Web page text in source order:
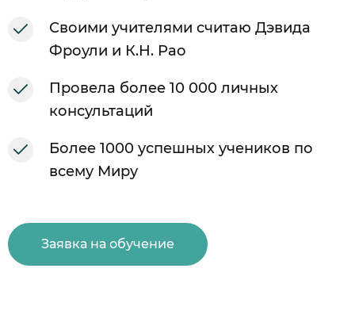
Своими учителями считаю Дэвида
Фроули и К.Н. Рао
Провела более 10 000 личных
консультаций
Более 1000 успешных учеников по
всему Миру
Заявка на обучение